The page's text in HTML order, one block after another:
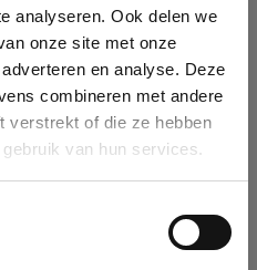
analyseren. Ook delen we
onze site met onze
en analyse. Deze
combineren met andere
verstrekt of die ze hebben
van hun services.
details
by name, VAT or
selected it will auto-complete the
in our database, you can create